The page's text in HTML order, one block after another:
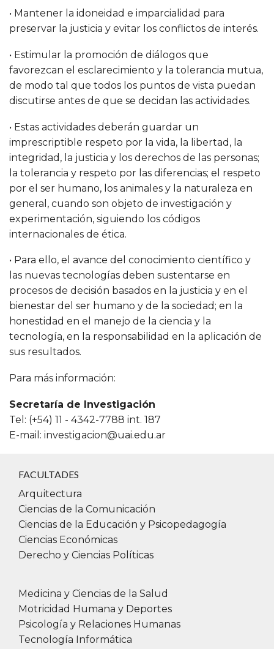
• Mantener la idoneidad e imparcialidad para
preservar la justicia y evitar los conflictos de interés.
• Estimular la promoción de diálogos que
favorezcan el esclarecimiento y la tolerancia mutua,
de modo tal que todos los puntos de vista puedan
discutirse antes de que se decidan las actividades.
• Estas actividades deberán guardar un
imprescriptible respeto por la vida, la libertad, la
integridad, la justicia y los derechos de las personas;
la tolerancia y respeto por las diferencias; el respeto
por el ser humano, los animales y la naturaleza en
general, cuando son objeto de investigación y
experimentación, siguiendo los códigos
internacionales de ética.
• Para ello, el avance del conocimiento científico y
las nuevas tecnologías deben sustentarse en
procesos de decisión basados en la justicia y en el
bienestar del ser humano y de la sociedad; en la
honestidad en el manejo de la ciencia y la
tecnología, en la responsabilidad en la aplicación de
sus resultados.
Para más información:
Secretaría de Investigación
Tel: (+54) 11 - 4342-7788 int. 187
E-mail: investigacion@uai.edu.ar
FACULTADES
Arquitectura
Ciencias de la Comunicación
Ciencias de la Educación y Psicopedagogía
Ciencias Económicas
Derecho y Ciencias Políticas
Medicina y Ciencias de la Salud
Motricidad Humana y Deportes
Psicología y Relaciones Humanas
Tecnología Informática